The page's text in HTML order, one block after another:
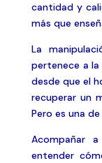
cantidad y
más que
La
pertenece a
desde que el
recuperar un
Pero es una
Acompañar
entender